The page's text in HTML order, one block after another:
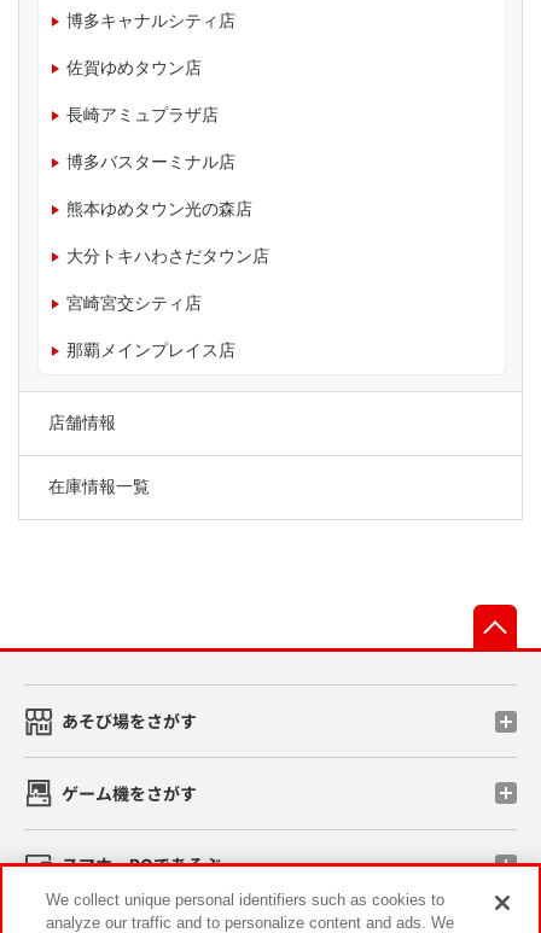
博多キャナルシティ店
佐賀ゆめタウン店
長崎アミュプラザ店
博多バスターミナル店
熊本ゆめタウン光の森店
大分トキハわさだタウン店
宮崎宮交シティ店
那覇メインプレイス店
店舗情報
在庫情報一覧
あそび場をさがす
ゲーム機をさがす
スマホ・PCであそぶ
We collect unique personal identifiers such as cookies to
analyze our traffic and to personalize content and ads. We